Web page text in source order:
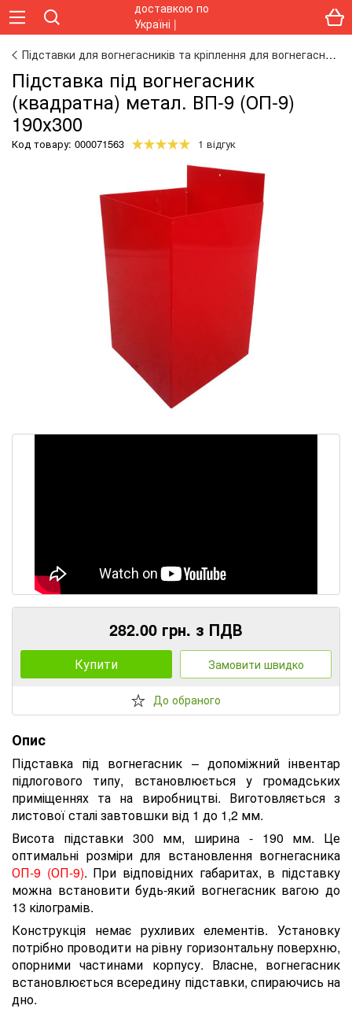
Підставки для вогнегасників та кріплення для вогнегасників
Підставка під вогнегасник
(квадратна) метал. ВП-9 (ОП-9)
190х300
Код товару: 000071563 1 відгук
282.00 грн. з ПДВ
Купити Замовити швидко
До обраного
Опис
Підставка під вогнегасник – допоміжний інвентар
підлогового типу, встановлюється у громадських
приміщеннях та на виробництві. Виготовляється з
листової сталі завтовшки від 1 до 1,2 мм.
Висота підставки 300 мм, ширина - 190 мм. Це
оптимальні розміри для встановлення вогнегасника
ОП-9 (ОП-9). При відповідних габаритах, в підставку
можна встановити будь-який вогнегасник вагою до
13 кілограмів.
Конструкція немає рухливих елементів. Установку
потрібно проводити на рівну горизонтальну поверхню,
опорними частинами корпусу. Власне, вогнегасник
встановлюється всередину підставки, спираючись на
дно.